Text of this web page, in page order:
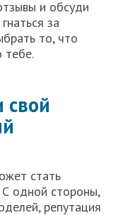
и обсуди
за
то, что
тебе.
свой
стать
одной стороны,
репутация